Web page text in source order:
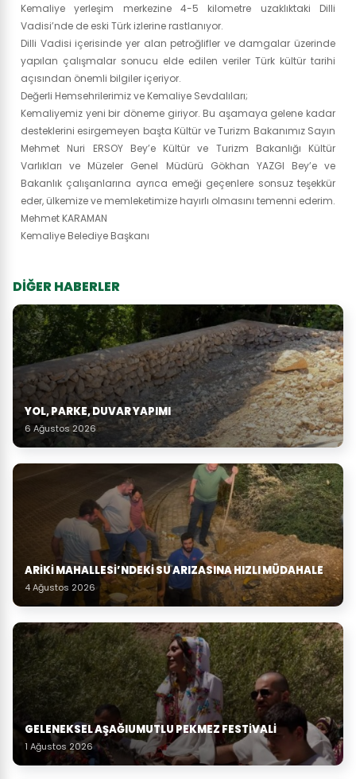
Kemaliye yerleşim merkezine 4-5 kilometre uzaklıktaki Dilli
Vadisi’nde de eski Türk izlerine rastlanıyor.
Dilli Vadisi içerisinde yer alan petroğlifler ve damgalar üzerinde
yapılan çalışmalar sonucu elde edilen veriler Türk kültür tarihi
açısından önemli bilgiler içeriyor.
Değerli Hemsehrilerimiz ve Kemaliye Sevdalıları;
Kemaliyemiz yeni bir döneme giriyor. Bu aşamaya gelene kadar
desteklerini esirgemeyen başta Kültür ve Turizm Bakanımız Sayın
Mehmet Nuri ERSOY Bey’e Kültür ve Turizm Bakanlığı Kültür
Varlıkları ve Müzeler Genel Müdürü Gökhan YAZGI Bey’e ve
Bakanlık çalışanlarına ayrıca emeği geçenlere sonsuz teşekkür
eder, ülkemize ve memleketimize hayırlı olmasını temenni ederim.
Mehmet KARAMAN
Kemaliye Belediye Başkanı
DİĞER HABERLER
YOL, PARKE, DUVAR YAPIMI
6 Ağustos 2026
ARIKI MAHALLESI’NDEKI SU ARIZASINA HIZLI MÜDAHALE
4 Ağustos 2026
GELENEKSEL AŞAĞIUMUTLU PEKMEZ FESTIVALI
1 Ağustos 2026